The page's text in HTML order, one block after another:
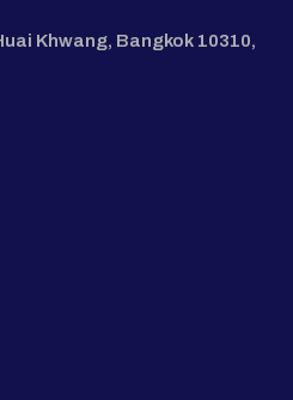
Khwang, Bangkok 10310,